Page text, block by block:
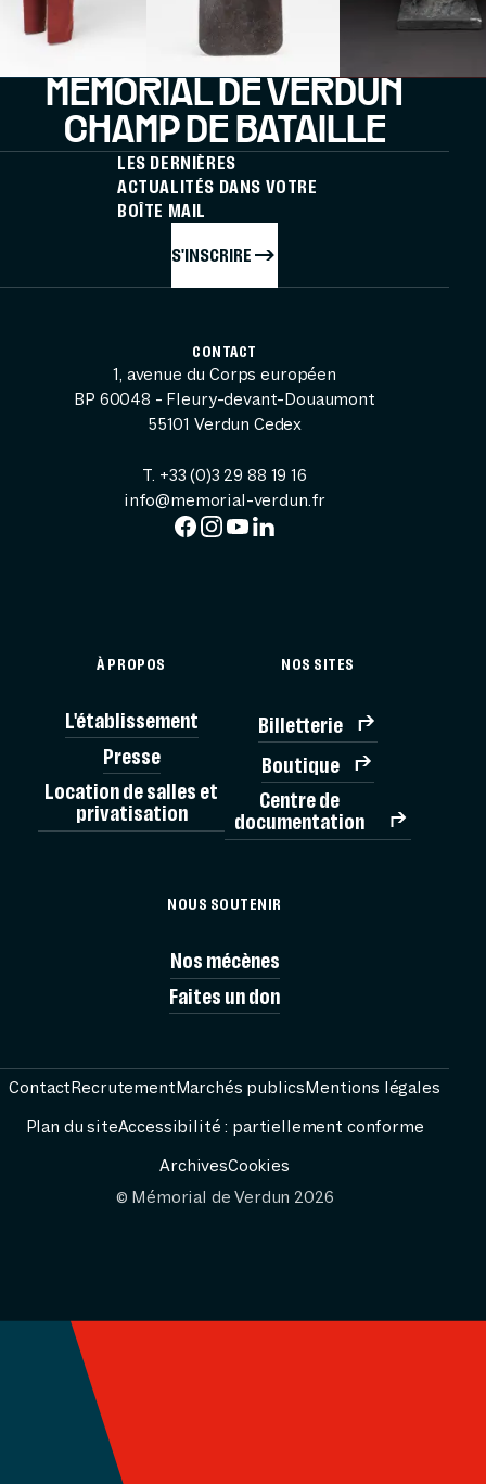
MÉMORIAL DE VERDUN
CHAMP DE BATAILLE
LES DERNIÈRES
ACTUALITÉS DANS VOTRE
BOÎTE MAIL
S'INSCRIRE
CONTACT
1, avenue du Corps européen
BP 60048 - Fleury-devant-Douaumont
55101 Verdun Cedex
T. +33 (0)3 29 88 19 16
info@memorial-verdun.fr
À PROPOS
L'établissement
Presse
Location de salles et
privatisation
NOS SITES
Billetterie
Boutique
Centre de
documentation
NOUS SOUTENIR
Nos mécènes
Faites un don
© Mémorial de Verdun 2026
ContactRecrutementMarchés publicsMentions légales
Plan du siteAccessibilité : partiellement conforme
ArchivesCookies